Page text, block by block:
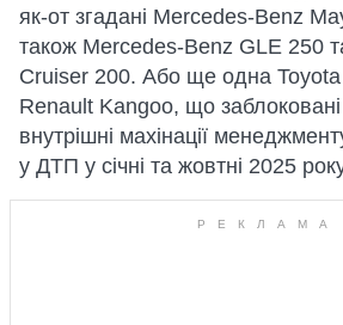
як-от згадані Mercedes-Benz
також Mercedes-Benz GLE 250
Cruiser 200. Або ще одна
Renault Kangoo, що
внутрішні махінації
у ДТП у січні та жовтні 2025